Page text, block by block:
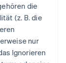
die
(z. B. die
nur
Ignorieren